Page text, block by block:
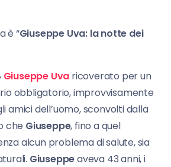
è “Giuseppe Uva: la notte dei
Giuseppe Uva ricoverato per un
obbligatorio, improvvisamente
amici dell’uomo, sconvolti dalla
che Giuseppe, fino a quel
alcun problema di salute, sia
Giuseppeaveva 43 anni, i